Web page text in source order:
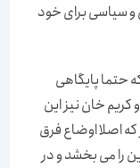
برای خود
پایگاهی
خان نیز این
اصلا اوضاع فرق
می بخشد و در